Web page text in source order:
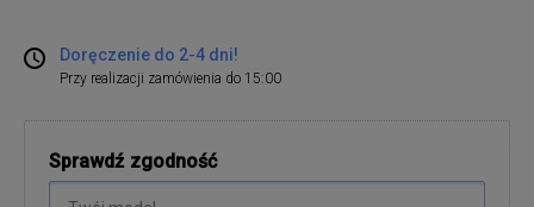
Doręczenie do 2-4 dni!
Przy realizacji zamówienia do 15:00
Sprawdź zgodność